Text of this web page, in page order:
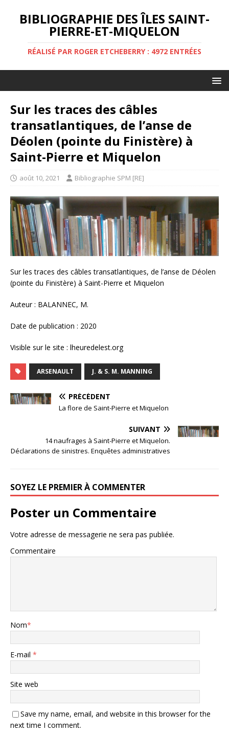
BIBLIOGRAPHIE DES ÎLES SAINT-
PIERRE-ET-MIQUELON
RÉALISÉ PAR ROGER ETCHEBERRY : 4972 ENTRÉES
Sur les traces des câbles
transatlantiques, de l’anse de
Déolen (pointe du Finistère) à
Saint-Pierre et Miquelon
août 10, 2021 Bibliographie SPM [RE]
Sur les traces des câbles transatlantiques, de l’anse de Déolen
(pointe du Finistère) à Saint-Pierre et Miquelon
Auteur : BALANNEC, M.
Date de publication : 2020
Visible sur le site : lheuredelest.org
ARSENAULT J. & S. M. MANNING
PRÉCÉDENT
La flore de Saint-Pierre et Miquelon
SUIVANT
14 naufrages à Saint-Pierre et Miquelon.
Déclarations de sinistres. Enquêtes administratives
SOYEZ LE PREMIER À COMMENTER
Poster un Commentaire
Votre adresse de messagerie ne sera pas publiée.
Commentaire
Nom*
E-mail *
Site web
Save my name, email, and website in this browser for the
next time I comment.